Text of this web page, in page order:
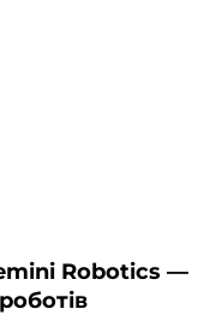
Robotics —